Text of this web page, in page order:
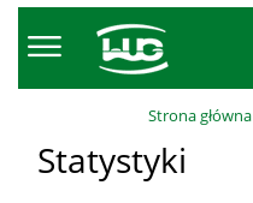
Strona główna
Statystyki